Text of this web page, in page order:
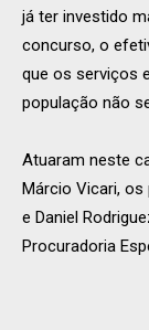
já ter investido
concurso, o
que os serviços
população não
Atuaram neste
Márcio Vicari, os
e Daniel
Procuradoria